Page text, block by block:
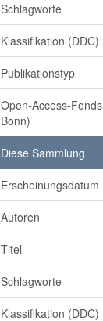
Schlagworte
Klassifikation (DDC)
Publikationstyp
Open-Access-
Bonn)
Diese Sammlung
Erscheinungsdatum
Autoren
Titel
Schlagworte
Klassifikation (DDC)